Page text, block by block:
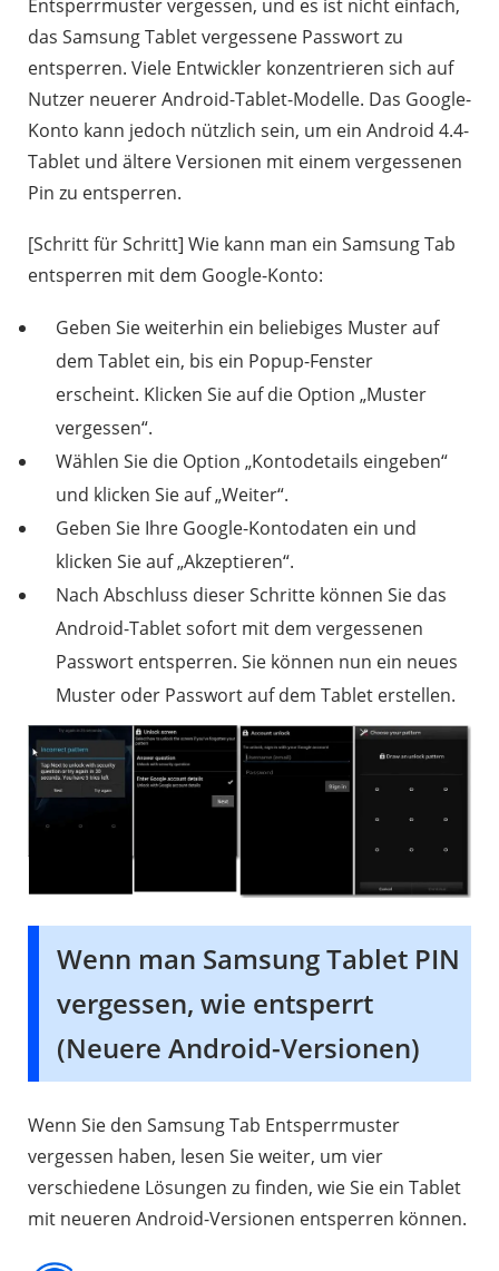
Entsperrmuster vergessen, und es ist nicht einfach,
das Samsung Tablet vergessene Passwort zu
entsperren. Viele Entwickler konzentrieren sich auf
Nutzer neuerer Android-Tablet-Modelle. Das Google-
Konto kann jedoch nützlich sein, um ein Android 4.4-
Tablet und ältere Versionen mit einem vergessenen
Pin zu entsperren.
[Schritt für Schritt] Wie kann man ein Samsung Tab
entsperren mit dem Google-Konto:
Geben Sie weiterhin ein beliebiges Muster auf
dem Tablet ein, bis ein Popup-Fenster
erscheint. Klicken Sie auf die Option „Muster
vergessen“.
Wählen Sie die Option „Kontodetails eingeben“
und klicken Sie auf „Weiter“.
Geben Sie Ihre Google-Kontodaten ein und
klicken Sie auf „Akzeptieren“.
Nach Abschluss dieser Schritte können Sie das
Android-Tablet sofort mit dem vergessenen
Passwort entsperren. Sie können nun ein neues
Muster oder Passwort auf dem Tablet erstellen.
Wenn man Samsung Tablet PIN
vergessen, wie entsperrt
(Neuere Android-Versionen)
Wenn Sie den Samsung Tab Entsperrmuster
vergessen haben, lesen Sie weiter, um vier
verschiedene Lösungen zu finden, wie Sie ein Tablet
mit neueren Android-Versionen entsperren können.